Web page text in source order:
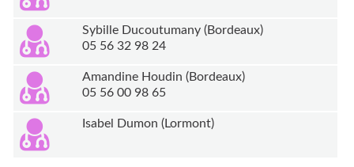
Sybille Ducoutumany (Bordeaux)
05 56 32 98 24
Amandine Houdin (Bordeaux)
05 56 00 98 65
Isabel Dumon (Lormont)